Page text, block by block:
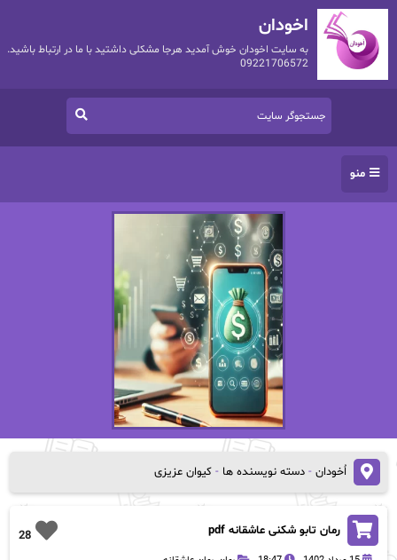
اخودان
به سایت اخودان خوش آمدید هرجا مشکلی داشتید با ما در ارتباط باشید.
09221706572
منو
اُخودان- دسته نویسنده ها - کیوان عزیزی
28 رمان تابو شکنی عاشقانه pdf